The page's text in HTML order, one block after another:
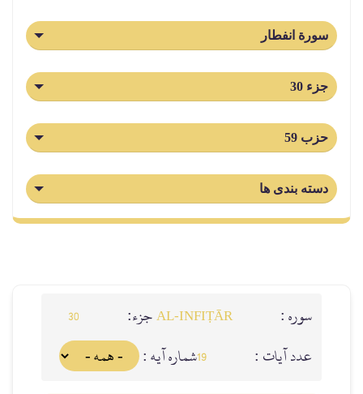
سورة انفطار
جزء 30
حزب 59
دسته بندی ها
سوره : AL‑INFIṬĀRجزء: 30
عدد آيات : 19شماره آيه :